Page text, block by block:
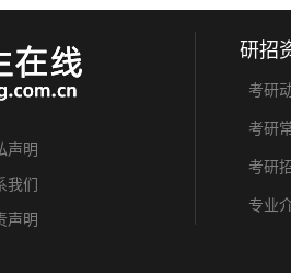
声明
我们
声明
研招
考研
考研
考研
专业